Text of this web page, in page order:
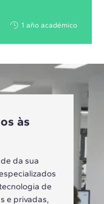
1 año académico
às
da sua
de
e privadas,